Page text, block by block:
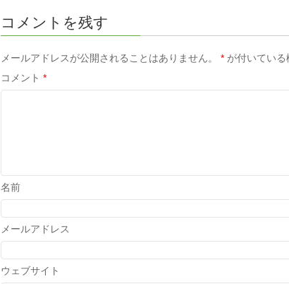
コメントを残す
メールアドレスが公開されることはありません。 * が付いてい
コメント *
名前
メールアドレス
ウェブサイト